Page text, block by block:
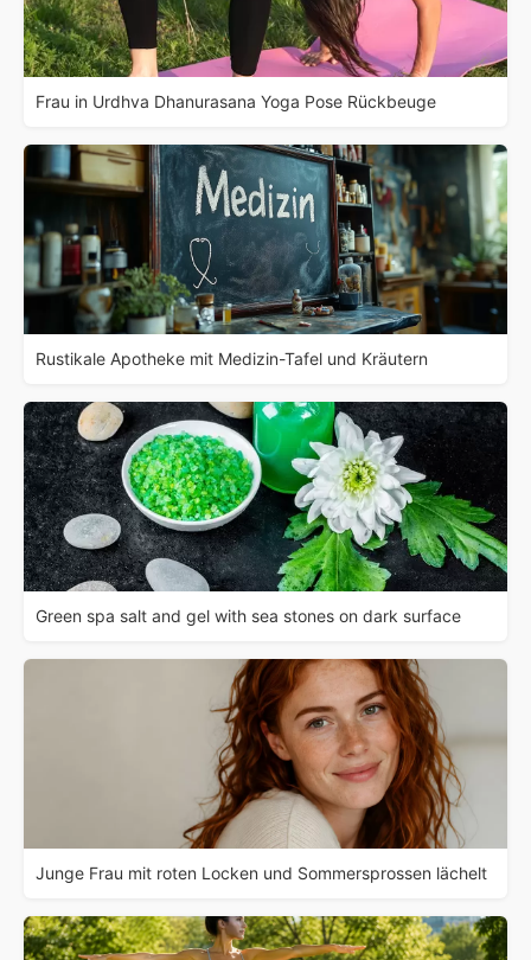
Frau in Urdhva Dhanurasana Yoga Pose Rückbeuge
Rustikale Apotheke mit Medizin-Tafel und Kräutern
Green spa salt and gel with sea stones on dark surface
Junge Frau mit roten Locken und Sommersprossen lächelt